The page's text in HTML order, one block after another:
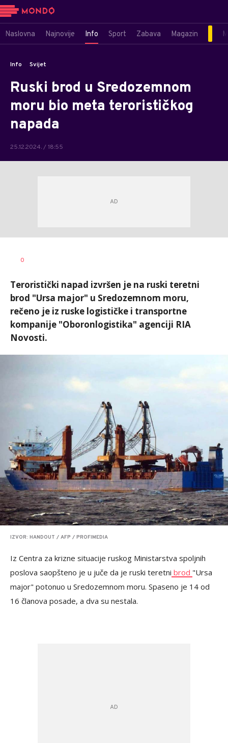
Naslovna Najnovije Info Sport Zabava Magazin
Info Svijet
Ruski brod u Sredozemnom
moru bio meta terorističkog
napada
25.12.2024. / 18:55
AUTOR
0
Teroristički napad izvršen je na ruski teretni
brod "Ursa major" u Sredozemnom moru,
rečeno je iz ruske logističke i transportne
kompanije "Oboronlogistika" agenciji RIA
Novosti.
IZVOR: HANDOUT / AFP / PROFIMEDIA
Iz Centra za krizne situacije ruskog Ministarstva spoljnih
poslova saopšteno je u juče da je ruski teretni brod "Ursa
major" potonuo u Sredozemnom moru. Spaseno je 14 od
16 članova posade, a dva su nestala.